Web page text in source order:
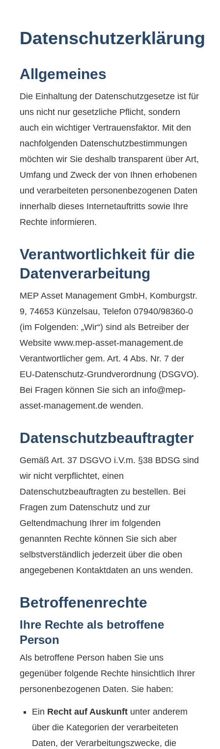
Datenschutzerklärung
Allgemeines
Die Einhaltung der Datenschutzgesetze ist für
uns nicht nur gesetzliche Pflicht, sondern
auch ein wichtiger Vertrauensfaktor. Mit den
nachfolgenden Datenschutzbestimmungen
möchten wir Sie deshalb transparent über Art,
Umfang und Zweck der von Ihnen erhobenen
und verarbeiteten personenbezogenen Daten
innerhalb dieses Internetauftritts sowie Ihre
Rechte informieren.
Verantwortlichkeit für die
Datenverarbeitung
MEP Asset Management GmbH, Komburgstr.
9, 74653 Künzelsau, Telefon 07940/98360-0
(im Folgenden: „Wir“) sind als Betreiber der
Website www.mep-asset-management.de
Verantwortlicher gem. Art. 4 Abs. Nr. 7 der
EU-Datenschutz-Grundverordnung (DSGVO).
Bei Fragen können Sie sich an info@mep-
asset-management.de wenden.
Datenschutzbeauftragter
Gemäß Art. 37 DSGVO i.V.m. §38 BDSG sind
wir nicht verpflichtet, einen
Datenschutzbeauftragten zu bestellen. Bei
Fragen zum Datenschutz und zur
Geltendmachung Ihrer im folgenden
genannten Rechte können Sie sich aber
selbstverständlich jederzeit über die oben
angegebenen Kontaktdaten an uns wenden.
Betroffenenrechte
Ihre Rechte als betroffene
Person
Als betroffene Person haben Sie uns
gegenüber folgende Rechte hinsichtlich Ihrer
personenbezogenen Daten. Sie haben:
Ein Recht auf Auskunft unter anderem
über die Kategorien der verarbeiteten
Daten, der Verarbeitungszwecke, die